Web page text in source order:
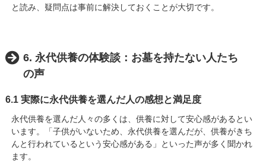
と読み、疑問点は事前に解決しておくことが大切です。
6. 永代供養の体験談：お墓を持たない人たち
の声
6.1 実際に永代供養を選んだ人の感想と満足度
永代供養を選んだ人々の多くは、供養に対して安心感があるとい
います。「子供がいないため、永代供養を選んだが、供養がきち
んと行われているという安心感がある」といった声が多く聞かれ
ます。